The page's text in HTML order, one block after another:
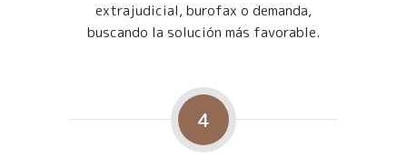
extrajudicial, burofax o demanda,
buscando la solución más favorable.
4